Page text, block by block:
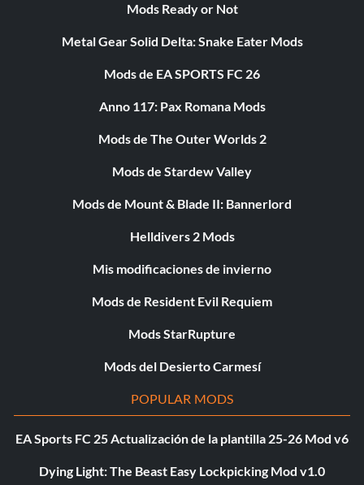
Mods Ready or Not
Metal Gear Solid Delta: Snake Eater Mods
Mods de EA SPORTS FC 26
Anno 117: Pax Romana Mods
Mods de The Outer Worlds 2
Mods de Stardew Valley
Mods de Mount & Blade II: Bannerlord
Helldivers 2 Mods
Mis modificaciones de invierno
Mods de Resident Evil Requiem
Mods StarRupture
Mods del Desierto Carmesí
POPULAR MODS
EA Sports FC 25 Actualización de la plantilla 25-26 Mod v6
Dying Light: The Beast Easy Lockpicking Mod v1.0